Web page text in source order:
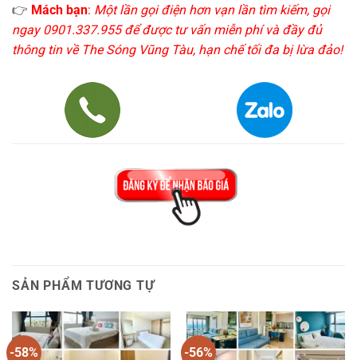
👉 Mách bạn: Một lần gọi điện hơn vạn lần tìm kiếm, gọi
ngay 0901.337.955 để được tư vấn miễn phí và đầy đủ
thông tin về The Sóng Vũng Tàu, hạn chế tối đa bị lừa đảo!
SẢN PHẨM TƯƠNG TỰ
-58% -56%